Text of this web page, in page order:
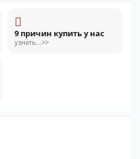
9 причин купить у нас
узнать...>>